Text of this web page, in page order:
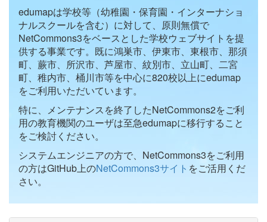
edumapは学校等（幼稚園・保育園・インターナショ
ナルスクールを含む）に対して、原則無償で
NetCommons3をベースとした学校ウェブサイトを提
供する事業です。既に鴻巣市、伊東市、東根市、那須
町、蕨市、所沢市、芦屋市、紋別市、立山町、二宮
町、稚内市、桶川市等を中心に820校以上にedumap
をご利用いただいています。
特に、メンテナンスを終了したNetCommons2をご利
用の教育機関のユーザは至急edumapに移行すること
をご検討ください。
システムエンジニアの方で、NetCommons3をご利用
の方はGitHub上のNetCommons3サイト をご活用くだ
さい。